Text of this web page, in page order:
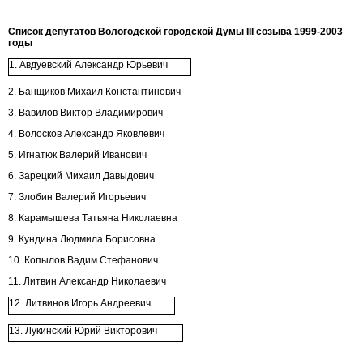
Список депутатов Вологодской городской Думы III созыва 1999-2003
годы
1. Авдуевский Александр Юрьевич
2. Банщиков Михаил Константинович
3. Вавилов Виктор Владимирович
4. Волосков Александр Яковлевич
5. Игнатюк Валерий Иванович
6. Зарецкий Михаил Давыдович
7. Злобин Валерий Игорьевич
8. Карамышева Татьяна Николаевна
9. Кундина Людмила Борисовна
10. Копылов Вадим Стефанович
11. Литвин Александр Николаевич
12. Литвинов Игорь Андреевич
13. Лукинский Юрий Викторович